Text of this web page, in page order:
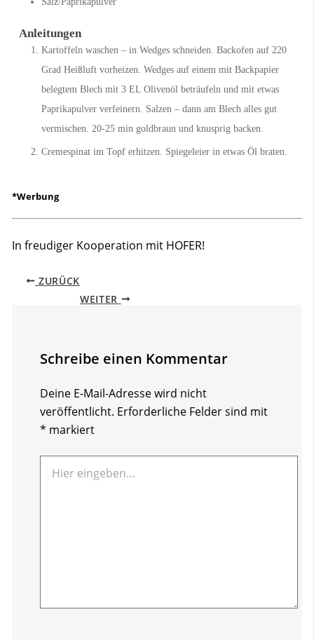
Anleitungen
Kartoffeln waschen – in Wedges schneiden. Backofen auf 220
Grad Heißluft vorheizen. Wedges auf einem mit Backpapier
belegtem Blech mit 3 EL Olivenöl beträufeln und mit etwas
Paprikapulver verfeinern. Salzen – dann am Blech alles gut
vermischen. 20-25 min goldbraun und knusprig backen.
Cremespinat im Topf erhitzen. Spiegeleier in etwas Öl braten.
*Werbung
In freudiger Kooperation mit HOFER!
ZURÜCK
WEITER
Schreibe einen Kommentar
Deine E-Mail-Adresse wird nicht
veröffentlicht. Erforderliche Felder sind mit
* markiert
eingeben…